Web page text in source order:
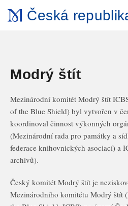
Česká
Modrý štít
Mezinárodní komitét Modrý štít
of the Blue Shield) byl vytvořen v
koordinoval činnost výkonných
(Mezinárodní rada pro památky a
federace knihovnických asociací) a
archivů).
Český komitét Modrý štít je
Mezinárodního komitétu Modrý štít